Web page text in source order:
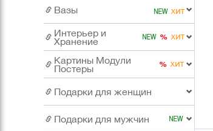
Вазы
Интерьер и
Хранение
Картины Модули
Постеры
Подарки для женщин
Подарки для мужчин